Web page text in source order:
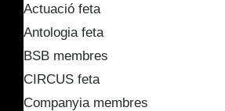
Actuació feta
Antologia feta
BSB membres
CIRCUS feta
Companyia membres